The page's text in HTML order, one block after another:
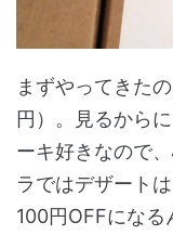
まずやってきた
円）。見るから
ーキ好きなので
ラではデザート
100円OFFになる